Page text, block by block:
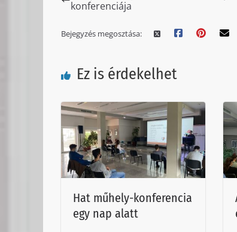
konferenciája
Bejegyzés megosztása:
Ez is érdekelhet
Hat műhely-konferencia
egy nap alatt